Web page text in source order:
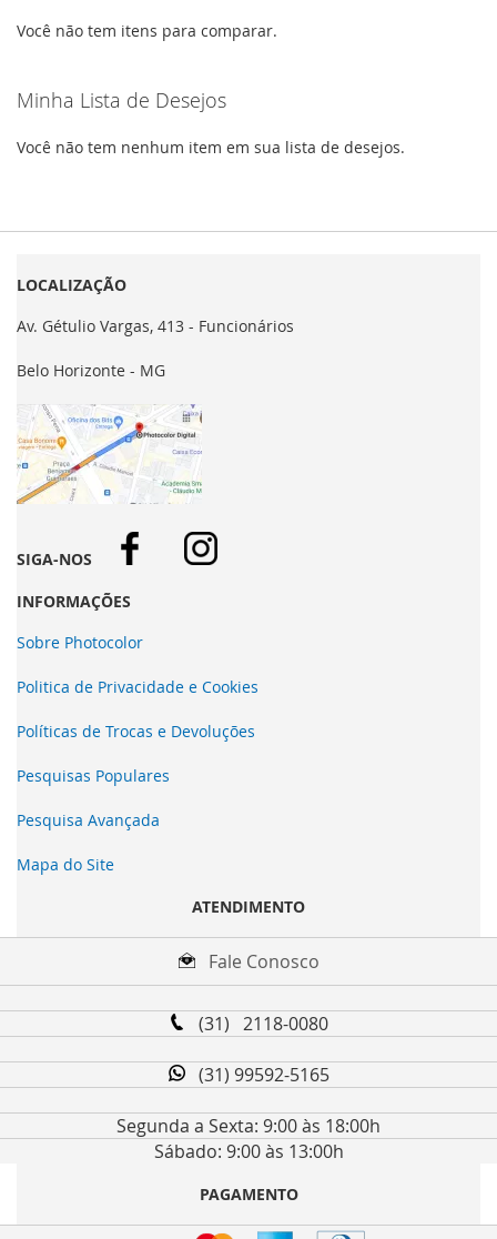
DESEJOS
Você não tem itens para comparar.
Minha Lista de Desejos
Você não tem nenhum item em sua lista de desejos.
LOCALIZAÇÃO
Av. Gétulio Vargas, 413 - Funcionários
Belo Horizonte - MG
SIGA-NOS
INFORMAÇÕES
Sobre Photocolor
Politica de Privacidade e Cookies
Políticas de Trocas e Devoluções
Pesquisas Populares
Pesquisa Avançada
Mapa do Site
ATENDIMENTO
Fale Conosco
(31) 2118-0080
(31) 99592-5165
Segunda a Sexta: 9:00 às 18:00h
Sábado: 9:00 às 13:00h
PAGAMENTO